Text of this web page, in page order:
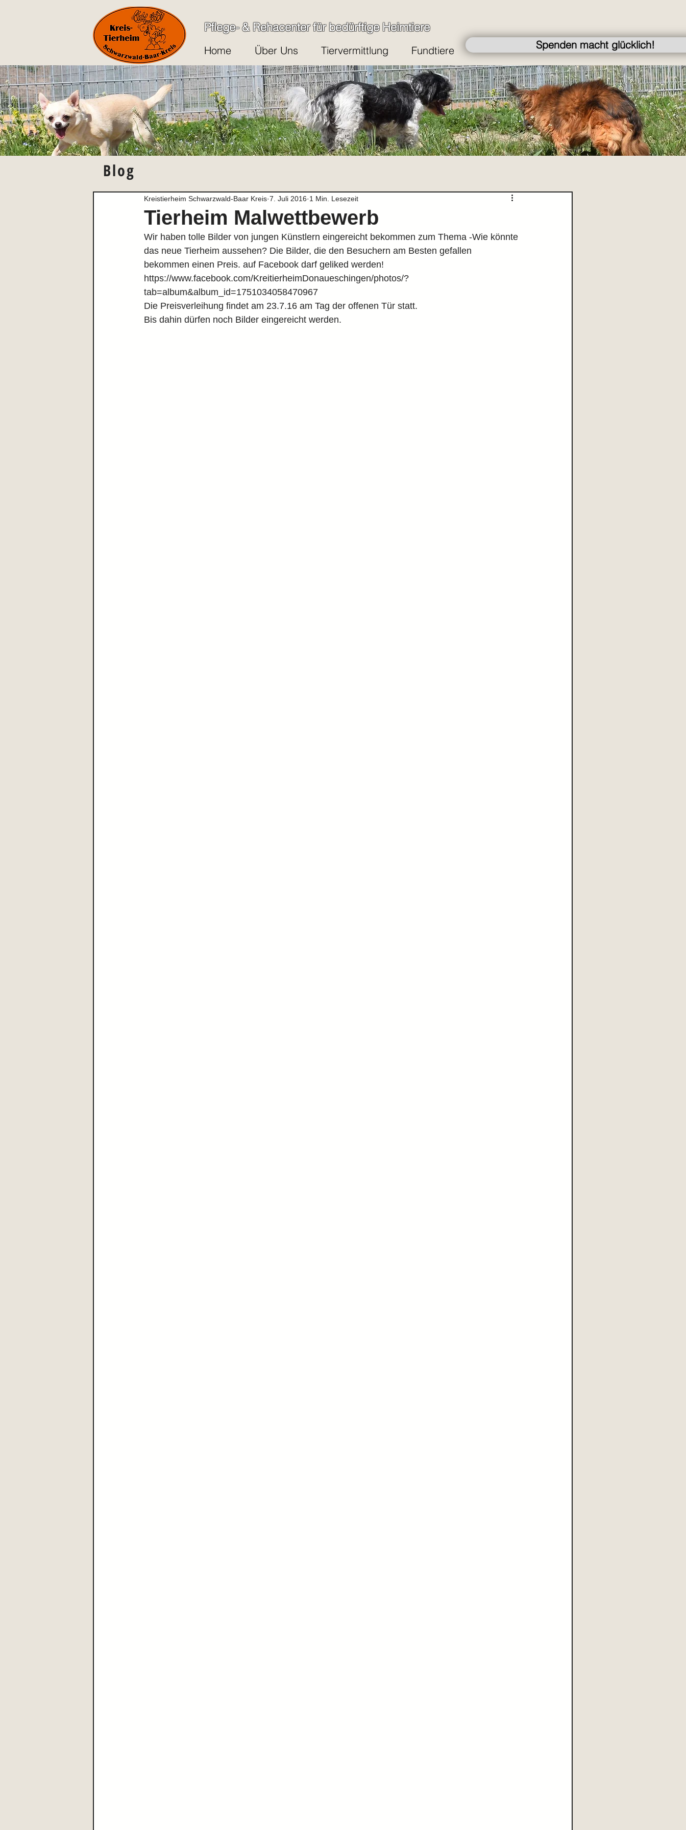
Pflege- & Rehacenter für bedürftige Heimtiere
Home Über Uns Tiervermittlung Fundtiere Spenden macht glücklich!
Blog
Tierheim Malwettbewerb
Kreistierheim Schwarzwald-Baar Kreis 7. Juli 2016 1 Min. Lesezeit
Wir haben tolle Bilder von jungen Künstlern eingereicht bekommen zum Thema -Wie könnte
das neue Tierheim aussehen? Die Bilder, die den Besuchern am Besten gefallen
bekommen einen Preis. auf Facebook darf geliked werden!
https://www.facebook.com/KreitierheimDonaueschingen/photos/?
tab=album&album_id=1751034058470967
Die Preisverleihung findet am 23.7.16 am Tag der offenen Tür statt.
Bis dahin dürfen noch Bilder eingereicht werden.